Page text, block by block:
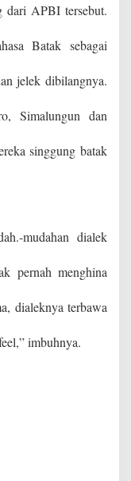
dari APBI tersebut.
Batak sebagai
jelek dibilangnya.
Simalungun dan
singgung batak
mudahan dialek
pernah menghina
dialeknya terbawa
imbuhnya.